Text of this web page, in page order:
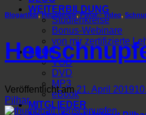
WEITERBILDUNG
Studienkreise
Bonus-Webinare
von mir zertifizierte
SHOP
VOD
DVD
MP3
eBook
MITGLIEDER
Blogartikel,Heuallergie,Pilhar - Video,
Veröffentlicht am21. April 2019
Pilhar